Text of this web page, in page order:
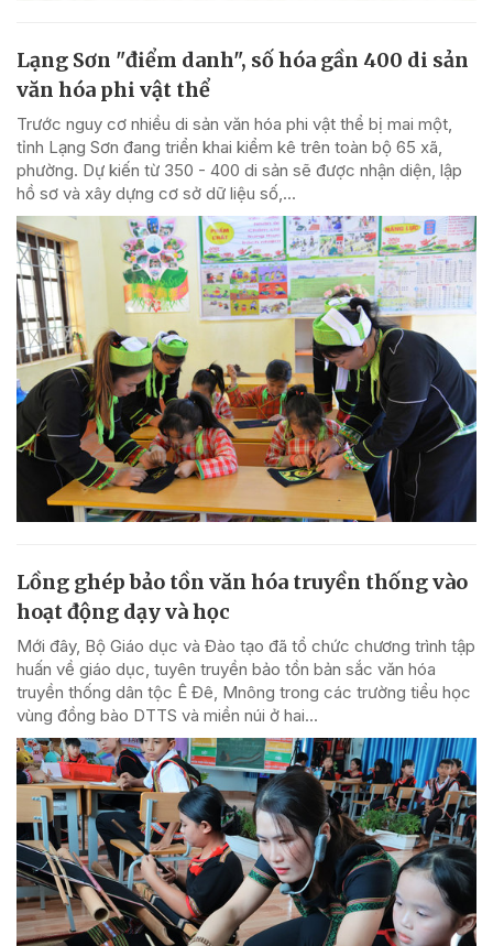
Lạng Sơn "điểm danh", số hóa gần 400 di sản
văn hóa phi vật thể
Trước nguy cơ nhiều di sản văn hóa phi vật thể bị mai một,
tỉnh Lạng Sơn đang triển khai kiểm kê trên toàn bộ 65 xã,
phường. Dự kiến từ 350 - 400 di sản sẽ được nhận diện, lập
hồ sơ và xây dựng cơ sở dữ liệu số,...
Lồng ghép bảo tồn văn hóa truyền thống vào
hoạt động dạy và học
Mới đây, Bộ Giáo dục và Đào tạo đã tổ chức chương trình tập
huấn về giáo dục, tuyên truyền bảo tồn bản sắc văn hóa
truyền thống dân tộc Ê Đê, Mnông trong các trường tiểu học
vùng đồng bào DTTS và miền núi ở hai...